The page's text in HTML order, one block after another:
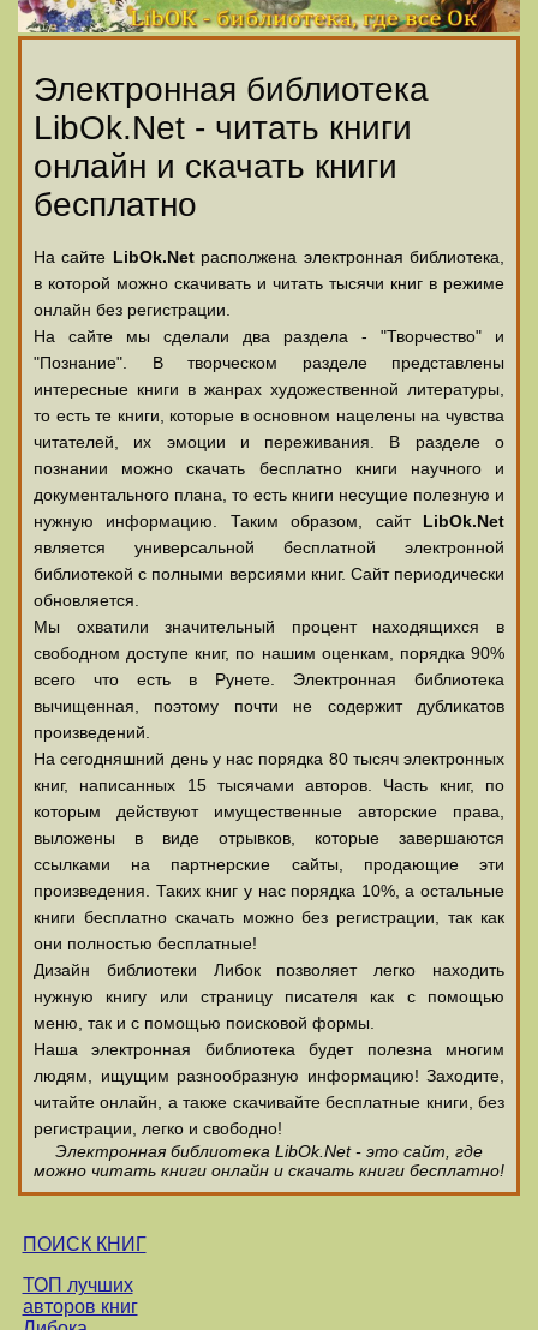
Электронная библиотека
LibOk.Net - читать книги
онлайн и скачать книги
бесплатно
На сайте LibOk.Netрасполжена электронная библиотека,
в которой можно скачивать и читать тысячи книг в режиме
онлайн без регистрации.
На сайте мы сделали два раздела - "Творчество" и
"Познание". В творческом разделе представлены
интересные книги в жанрах художественной литературы,
то есть те книги, которые в основном нацелены на чувства
читателей, их эмоции и переживания. В разделе о
познании можно скачать бесплатно книги научного и
документального плана, то есть книги несущие полезную и
нужную информацию. Таким образом, сайт LibOk.Net
является универсальной бесплатной электронной
библиотекой с полными версиями книг. Сайт периодически
обновляется.
Мы охватили значительный процент находящихся в
свободном доступе книг, по нашим оценкам, порядка 90%
всего что есть в Рунете. Электронная библиотека
вычищенная, поэтому почти не содержит дубликатов
произведений.
На сегодняшний день у нас порядка 80 тысяч электронных
книг, написанных 15 тысячами авторов. Часть книг, по
которым действуют имущественные авторские права,
выложены в виде отрывков, которые завершаются
ссылками на партнерские сайты, продающие эти
произведения. Таких книг у нас порядка 10%, а остальные
книги бесплатно скачать можно без регистрации, так как
они полностью бесплатные!
Дизайн библиотеки Либок позволяет легко находить
нужную книгу или страницу писателя как с помощью
меню, так и с помощью поисковой формы.
Наша электронная библиотека будет полезна многим
людям, ищущим разнообразную информацию! Заходите,
читайте онлайн, а также скачивайте бесплатные книги, без
регистрации, легко и свободно!
Электронная библиотека LibOk.Net - это сайт, где
можно читать книги онлайн и скачать книги бесплатно!
ПОИСК КНИГ
ТОП лучших
авторов книг